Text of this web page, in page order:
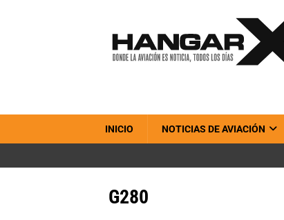
INICIO NOTICIAS DE AVIACIÓN
G280